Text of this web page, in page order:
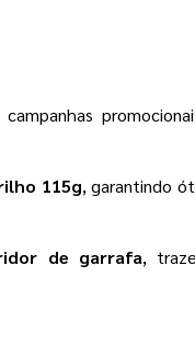
115g, garantindo
de garrafa,